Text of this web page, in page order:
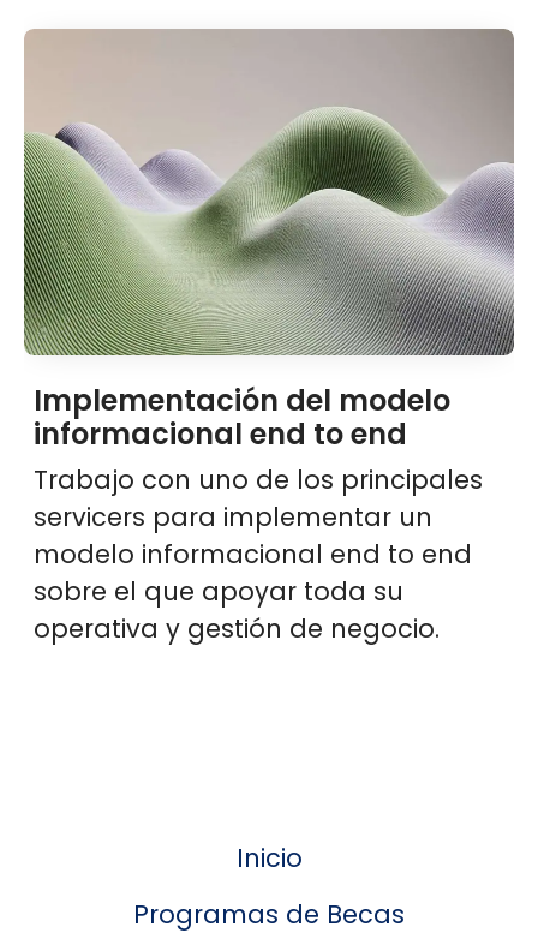
Implementación del modelo
informacional end to end
Trabajo con uno de los principales
servicers para implementar un
modelo informacional end to end
sobre el que apoyar toda su
operativa y gestión de negocio.
Inicio
Programas de Becas